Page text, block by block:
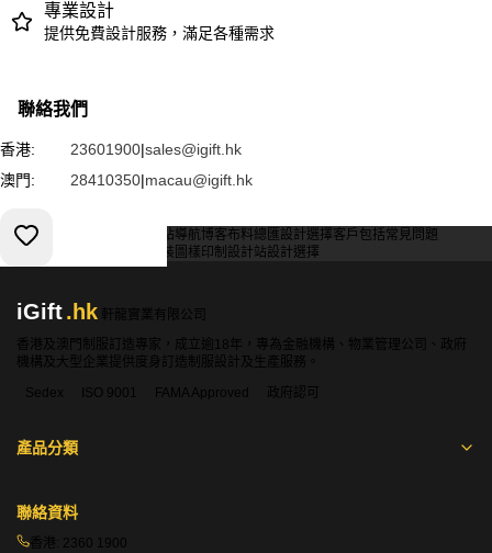
專業設計
提供免費設計服務，滿足各種需求
聯絡我們
香港: 23601900|sales@igift.hk
澳門:
28410350|macau@igift.hk
服務條款 網站導航博客布料總匯設計選擇客戶包括常見問題
輔料包裝 圖樣印制 設計站設計選擇
iGift.hk
軒龍實業有限公司
香港及澳門制服訂造專家，成立逾18年，專為金融機構、物業管理公司、政府
機構及大型企業提供度身訂造制服設計及生產服務。
Sedex
ISO 9001 FAMA Approved 政府認可
產品分類
聯絡資料
香港: 2360 1900